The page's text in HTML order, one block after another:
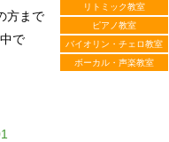
リトミック教室
ピアノ教室
バイオリン・チェロ教室
ボーカル・声楽教室
方まで
で